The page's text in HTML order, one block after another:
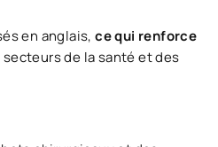
en anglais,ce qui renforce
de la santé et des